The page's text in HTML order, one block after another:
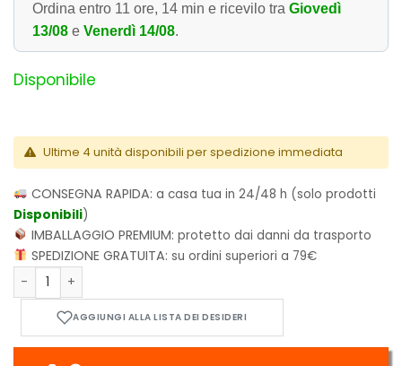
Ordina entro 11 ore, 14 min e ricevilo tra Giovedì
13/08 e Venerdì 14/08.
Disponibile
Ultime 4 unità disponibili per spedizione immediata
CONSEGNA RAPIDA:a casa tua in 24/48 h (solo prodotti
Disponibili)
IMBALLAGGIO PREMIUM:protetto dai danni da trasporto
SPEDIZIONE GRATUITA:su ordini superiori a 79€
Elden Ring - La Via per l'Albero Madre Vol.7 quantità